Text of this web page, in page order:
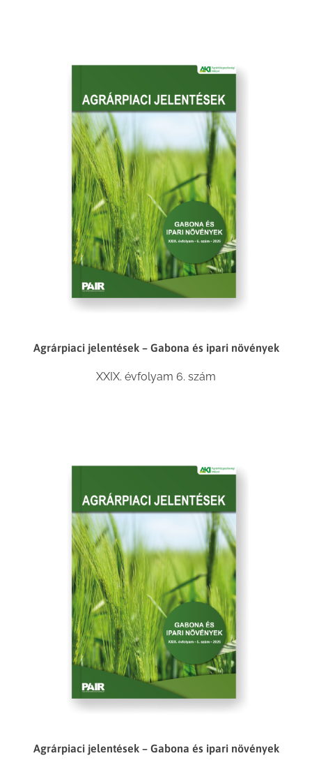
Agrárpiaci jelentések – Gabona és ipari növények
XXIX. évfolyam 6. szám
Agrárpiaci jelentések – Gabona és ipari növények